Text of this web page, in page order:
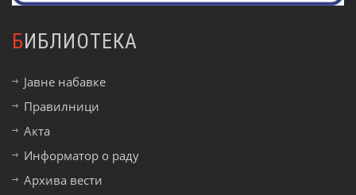
БИБЛИОТЕКА
Јавне набавке
Правилници
Акта
Информатор о раду
Архива вести